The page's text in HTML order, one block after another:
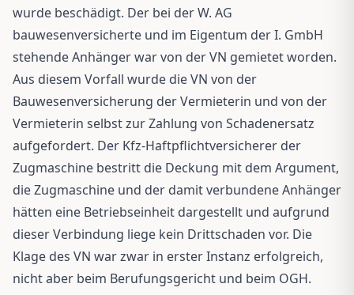
wurde beschädigt. Der bei der W. AG
bauwesenversicherte und im Eigentum der I. GmbH
stehende Anhänger war von der VN gemietet worden.
Aus diesem Vorfall wurde die VN von der
Bauwesenversicherung der Vermieterin und von der
Vermieterin selbst zur Zahlung von Schadenersatz
aufgefordert. Der Kfz-Haftpflichtversicherer der
Zugmaschine bestritt die Deckung mit dem Argument,
die Zugmaschine und der damit verbundene Anhänger
hätten eine Betriebseinheit dargestellt und aufgrund
dieser Verbindung liege kein Drittschaden vor. Die
Klage des VN war zwar in erster Instanz erfolgreich,
nicht aber beim Berufungsgericht und beim OGH.